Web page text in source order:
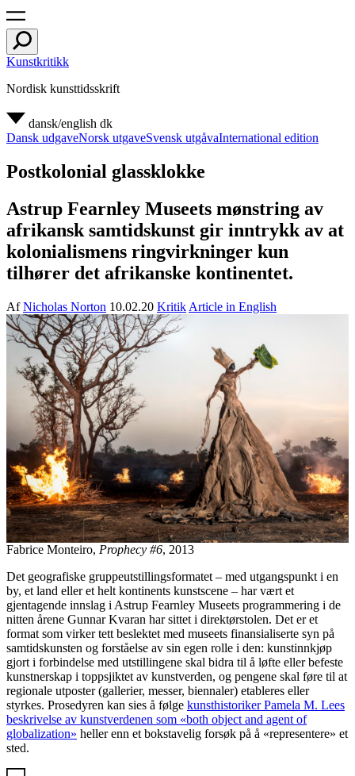
Kunstkritikk
Nordisk kunsttidsskrift
dansk/english dk
Dansk udgaveNorsk utgaveSvensk utgåvaInternational edition
Postkolonial glassklokke
Astrup Fearnley Museets mønstring av
afrikansk samtidskunst gir inntrykk av at
kolonialismens ringvirkninger kun
tilhører det afrikanske kontinentet.
AfNicholas Norton 10.02.20 Kritik Article in English
Fabrice Monteiro, Prophecy #6, 2013
Det geografiske gruppeutstillingsformatet – med utgangspunkt i en
by, et land eller et helt kontinents kunstscene – har vært et
gjentagende innslag i Astrup Fearnley Museets programmering i de
nitten årene Gunnar Kvaran har sittet i direktørstolen. Det er et
format som virker tett beslektet med museets finansialiserte syn på
samtidskunsten og forståelse av sin egen rolle i den: kunstinnkjøp
gjort i forbindelse med utstillingene skal bidra til å løfte eller befeste
kunstnerskap i toppsjiktet av kunstverden, og pengene skal føre til at
regionale utposter (gallerier, messer, biennaler) etableres eller
styrkes. Prosedyren kan sies å følge kunsthistoriker Pamela M. Lees
beskrivelse av kunstverdenen som «both object and agent of
globalization» heller enn et bokstavelig forsøk på å «representere» et
sted.